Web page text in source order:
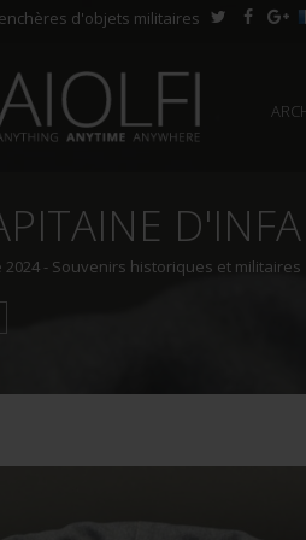
d'objets militaires
2024 - Souvenirs historiques et militaires